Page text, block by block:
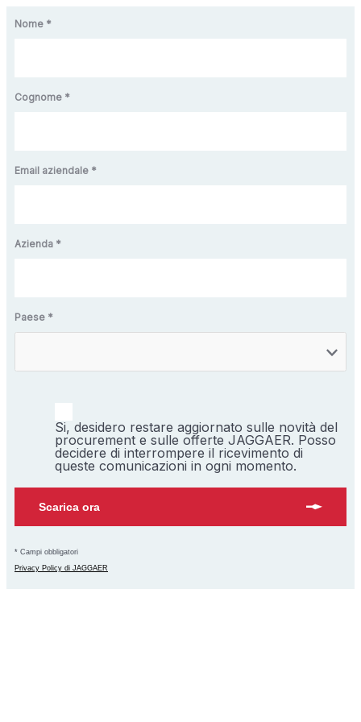
Nome *
Cognome *
Email aziendale *
Azienda *
Paese *
Si, desidero restare aggiornato sulle novità del
procurement e sulle offerte JAGGAER. Posso
decidere di interrompere il ricevimento di
queste comunicazioni in ogni momento.
Scarica ora
* Campi obbligatori
Privacy Policy di JAGGAER